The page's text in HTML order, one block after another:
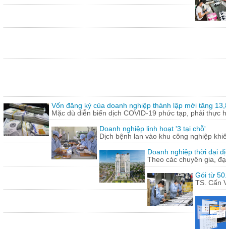
Vốn đăng ký của doanh nghiệp thành lập mới tăng
Mặc dù diễn biến dịch COVID-19 phức tạp, phải thực
Doanh nghiệp linh hoạt '3 tại chỗ'
Dịch bệnh lan vào khu công nghiệp
Doanh nghiệp thời đại
Theo các chuyên gia,
Gói từ
TS. Cấn